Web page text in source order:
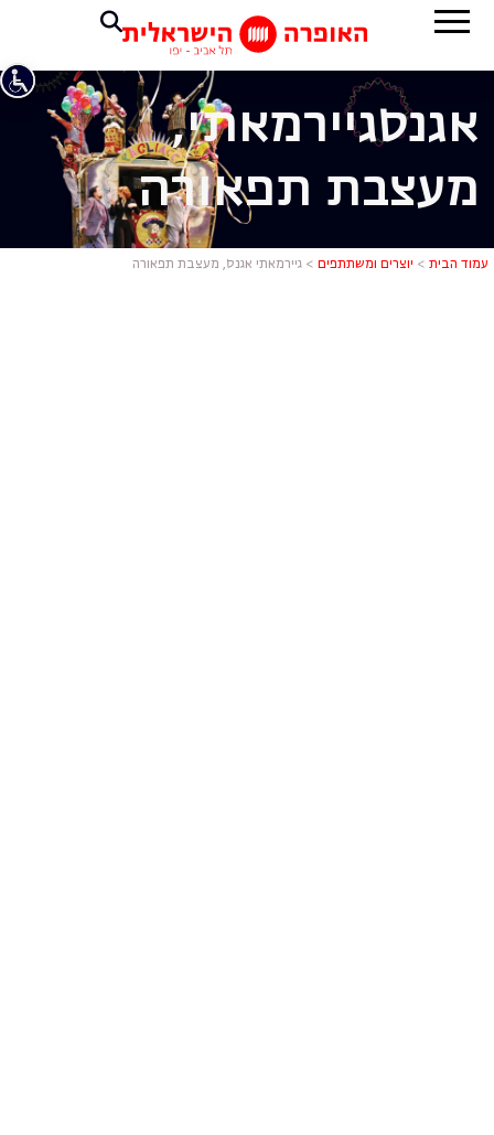
גיירמאתי
אגנסגיירמאתי,
מעצבת תפאורה
עמוד הבית > יוצרים ומשתתפים > גיירמאתי אגנס, מעצבת תפאורה